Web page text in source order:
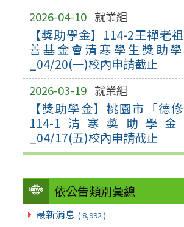
2026-04-10 就業組
【獎助學金】114-2王禪老
善基金會清寒學生獎助
_04/20(一)校內申請截止
2026-03-19 就業組
【獎助學金】桃園市「德
114-1清寒獎助學金
_04/17(五)校內申請截止
依公告類別彙總
最新消息 ( 8,992 )